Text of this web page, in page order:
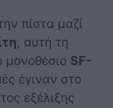
πίστα μαζί
, αυτή τη
SF-
έγιναν στο
εξέλιξης